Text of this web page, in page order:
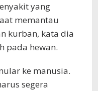
yang
memantau
kurban, kata dia
pada hewan.
ke manusia.
segera